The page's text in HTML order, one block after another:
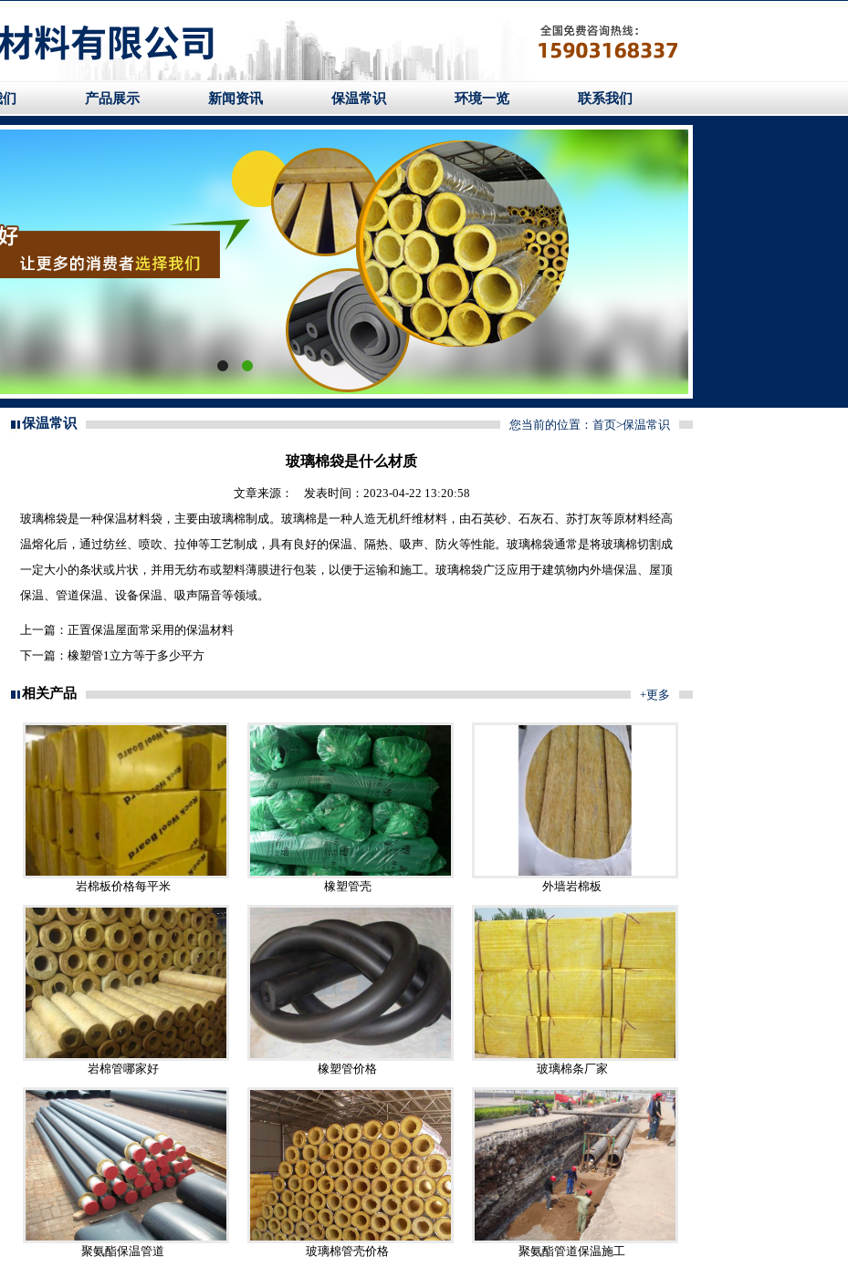
产品展示 新闻资讯 保温常识 环境一览 联系我们
保温常识 您当前的位置： 首页>保温常识
玻璃棉袋是什么材质
文章来源： 发表时间：2023-04-22 13:20:58
玻璃棉袋是一种保温材料袋，主要由玻璃棉制成。 玻璃棉是一种人造无机纤维材料，由石英砂、石灰石、苏打灰等原材料经高
温熔化后，通过纺丝、喷吹、拉伸等工艺制成，具有良好的保温、隔热、吸声、防火等性能。 玻璃棉袋通常是将玻璃棉切割成
一定大小的条状或片状，并用无纺布或塑料薄膜进行包装，以便于运输和施工。玻璃棉袋广泛应用于建筑物内外墙保温、屋顶
保温、管道保温、设备保温、吸声隔音等领域。
上一篇： 正置保温屋面常采用的保温材料
下一篇： 橡塑管1立方等于多少平方
相关产品 +更多
岩棉板价格每平米 橡塑管壳 外墙岩棉板
岩棉管哪家好 橡塑管价格 玻璃棉条厂家
聚氨酯保温管道 玻璃棉管壳价格 聚氨酯管道保温施工